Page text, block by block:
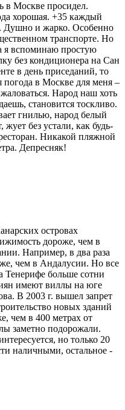
в Москве просидел.
хорошая. +35 каждый
Душно и жарко. Особенно
транспорте. Но
я вспоминаю простую
без кондиционера на Сан
в день приседаний, то
погода в Москве для меня –
Народ наш хоть
становится тоскливо.
гнилью, народ белый
жует без устали, как будь-
Никакой пляжной
Депресняк!
островах
дороже, чем в
Например, в два раза
чем в Андалусии. Но все
Тенерифе больше сотни
имеют виллы на юге
В 2003 г. вышел запрет
новых зданий
чем в 400 метрах от
заметно подорожали.
но только 20
наличными, остальное -